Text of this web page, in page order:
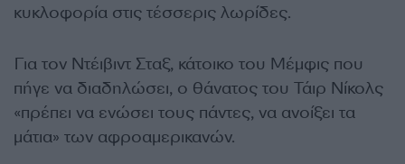
κυκλοφορία στις τέσσερις λωρίδες.
Για τον Ντέιβιντ Σταξ, κάτοικο του Μέμφις που
πήγε να διαδηλώσει, ο θάνατος του Τάιρ Νίκολς
«πρέπει να ενώσει τους πάντες, να ανοίξει τα
μάτια» των αφροαμερικανών.